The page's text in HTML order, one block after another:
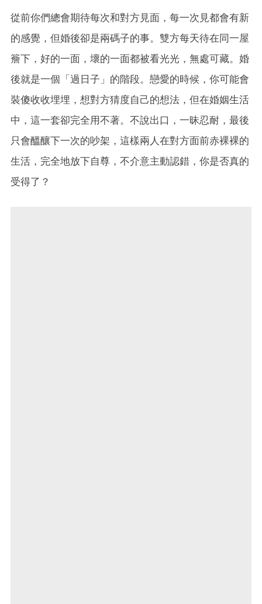
從前你們總會期待每次和對方見面，每一次見都會有新
的感覺，但婚後卻是兩碼子的事。雙方每天待在同一屋
簷下，好的一面，壞的一面都被看光光，無處可藏。婚
後就是一個「過日子」的階段。戀愛的時候，你可能會
裝傻收收埋埋，想對方猜度自己的想法，但在婚姻生活
中，這一套卻完全用不著。不說出口，一昧忍耐，最後
只會醞釀下一次的吵架，這樣兩人在對方面前赤裸裸的
生活，完全地放下自尊，不介意主動認錯，你是否真的
受得了？